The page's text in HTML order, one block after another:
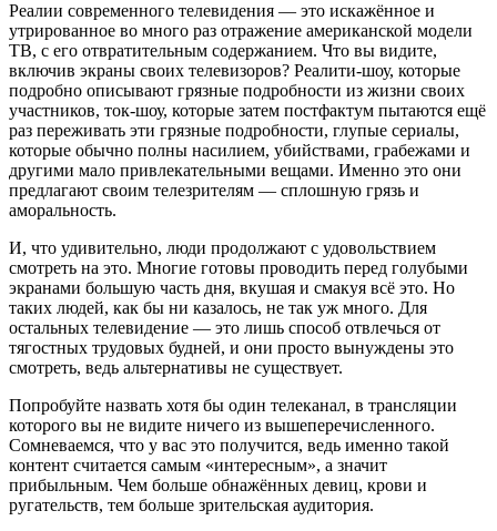
Реалии современного телевидения — это искажённое и
утрированное во много раз отражение американской модели
ТВ, с его отвратительным содержанием. Что вы видите,
включив экраны своих телевизоров? Реалити-шоу, которые
подробно описывают грязные подробности из жизни своих
участников, ток-шоу, которые затем постфактум пытаются ещё
раз переживать эти грязные подробности, глупые сериалы,
которые обычно полны насилием, убийствами, грабежами и
другими мало привлекательными вещами. Именно это они
предлагают своим телезрителям — сплошную грязь и
аморальность.
И, что удивительно, люди продолжают с удовольствием
смотреть на это. Многие готовы проводить перед голубыми
экранами большую часть дня, вкушая и смакуя всё это. Но
таких людей, как бы ни казалось, не так уж много. Для
остальных телевидение — это лишь способ отвлечься от
тягостных трудовых будней, и они просто вынуждены это
смотреть, ведь альтернативы не существует.
Попробуйте назвать хотя бы один телеканал, в трансляции
которого вы не видите ничего из вышеперечисленного.
Сомневаемся, что у вас это получится, ведь именно такой
контент считается самым «интересным», а значит
прибыльным. Чем больше обнажённых девиц, крови и
ругательств, тем больше зрительская аудитория.